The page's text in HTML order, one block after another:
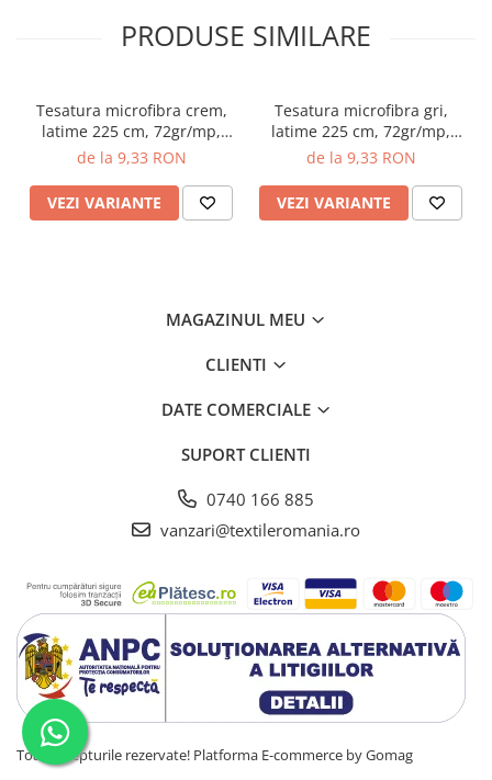
PRODUSE SIMILARE
Tesatura microfibra crem,
latime 225 cm, 72gr/mp,
Gecor
de la 9,33 RON
VEZI VARIANTE
Tesatura microfibra gri,
latime 225 cm, 72gr/mp,
Gecor
de la 9,33 RON
VEZI VARIANTE
MAGAZINUL MEU
CLIENTI
DATE COMERCIALE
SUPORT CLIENTI
0740 166 885
vanzari@textileromania.ro
Toate drepturile rezervate! Platforma E-commerce by Gomag